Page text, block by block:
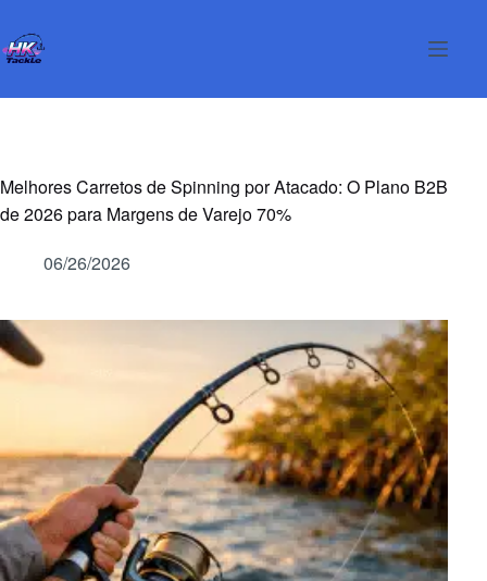
para
o
conteúdo
Melhores Carretos de Spinning por Atacado: O Plano B2B
de 2026 para Margens de Varejo 70%
06/26/2026